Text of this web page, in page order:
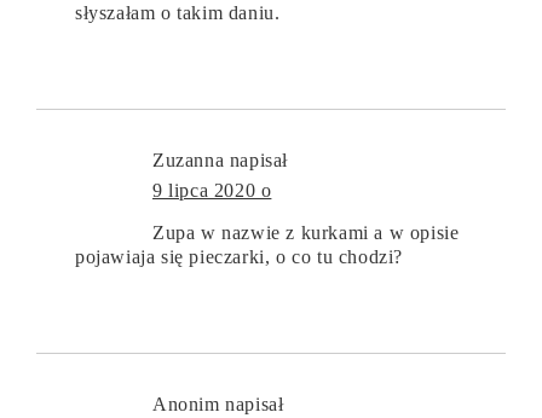
słyszałam o takim daniu.
Zuzanna napisał
9 lipca 2020 o
Zupa w nazwie z kurkami a w opisie
pojawiaja się pieczarki, o co tu chodzi?
Anonim napisał